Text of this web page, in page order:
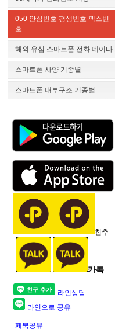
050 안심번호 평생번호 팩스번
호
해외 유심 스마트폰 전화 데이타
스마트폰 사양 기종별
스마트폰 내부구조 기종별
친추
카톡
라인상담
라인으로 공유
페북공유